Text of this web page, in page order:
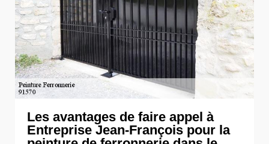
Les avantages de faire appel à
Entreprise Jean-François pour la